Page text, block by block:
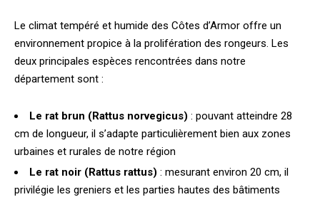
Le climat tempéré et humide des Côtes d’Armor offre un
environnement propice à la prolifération des rongeurs. Les
deux principales espèces rencontrées dans notre
département sont :
Le rat brun (Rattus norvegicus) : pouvant atteindre 28
cm de longueur, il s’adapte particulièrement bien aux zones
urbaines et rurales de notre région
Le rat noir (Rattus rattus) : mesurant environ 20 cm, il
privilégie les greniers et les parties hautes des bâtiments